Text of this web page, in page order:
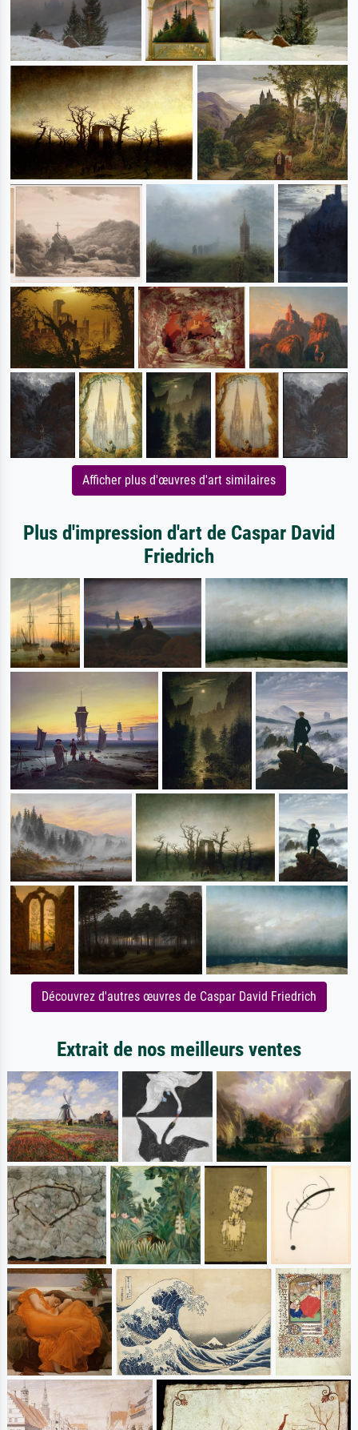
Afficher plus d'œuvres d'art similaires
Plus d'impression d'art de Caspar David
Friedrich
Découvrez d'autres œuvres de Caspar David Friedrich
Extrait de nos meilleurs ventes